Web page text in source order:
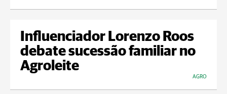
Influenciador Lorenzo Roos
debate sucessão familiar no
Agroleite
AGRO